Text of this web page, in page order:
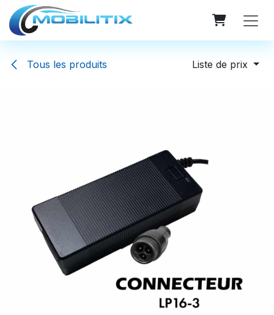
Se rendre au contenu
Tous les produits Liste de prix